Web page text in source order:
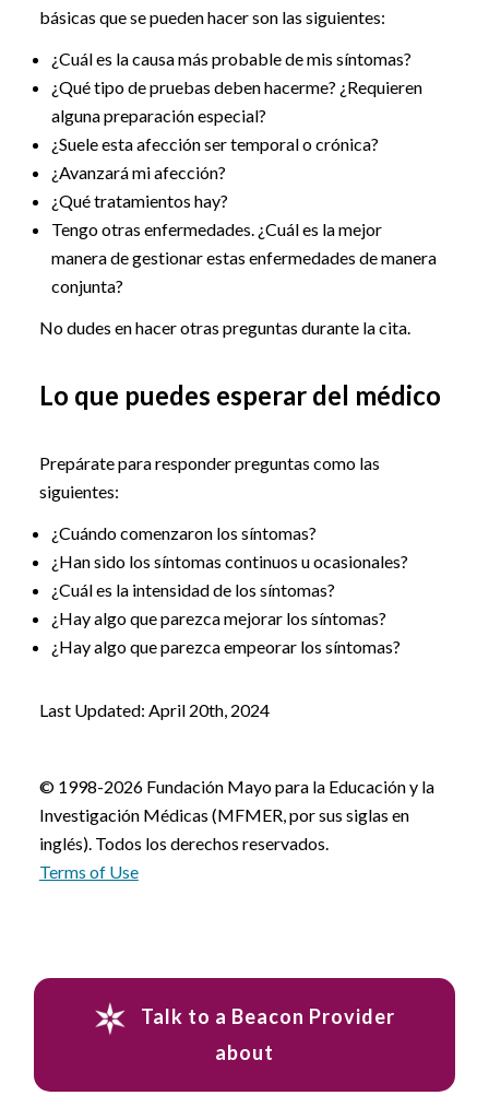
básicas que se pueden hacer son las siguientes:
¿Cuál es la causa más probable de mis síntomas?
¿Qué tipo de pruebas deben hacerme? ¿Requieren
alguna preparación especial?
¿Suele esta afección ser temporal o crónica?
¿Avanzará mi afección?
¿Qué tratamientos hay?
Tengo otras enfermedades. ¿Cuál es la mejor
manera de gestionar estas enfermedades de manera
conjunta?
No dudes en hacer otras preguntas durante la cita.
Lo que puedes esperar del médico
Prepárate para responder preguntas como las
siguientes:
¿Cuándo comenzaron los síntomas?
¿Han sido los síntomas continuos u ocasionales?
¿Cuál es la intensidad de los síntomas?
¿Hay algo que parezca mejorar los síntomas?
¿Hay algo que parezca empeorar los síntomas?
Last Updated: April 20th, 2024
© 1998-2026 Fundación Mayo para la Educación y la
Investigación Médicas (MFMER, por sus siglas en
inglés). Todos los derechos reservados.
Terms of Use
Talk to a Beacon Provider
about